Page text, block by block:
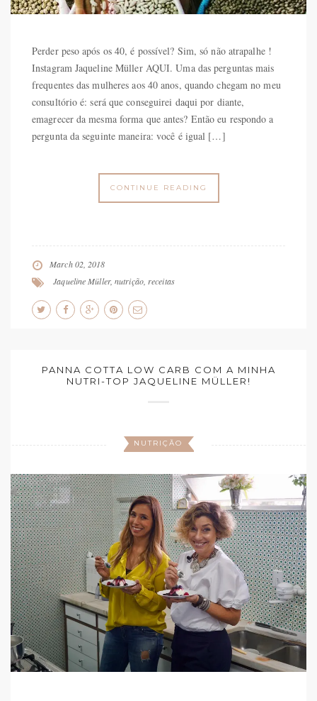
Perder peso após os 40, é possível? Sim, só não atrapalhe !
Instagram Jaqueline Müller AQUI. Uma das perguntas mais
frequentes das mulheres aos 40 anos, quando chegam no meu
consultório é: será que conseguirei daqui por diante,
emagrecer da mesma forma que antes? Então eu respondo a
pergunta da seguinte maneira: você é igual […]
CONTINUE READING
March 02, 2018
Jaqueline Müller,nutrição,receitas
PANNA COTTA LOW CARB COM A MINHA
NUTRI-TOP JAQUELINE MÜLLER!
NUTRIÇÃO